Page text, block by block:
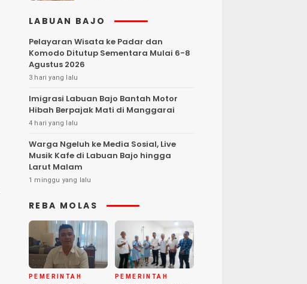
LABUAN BAJO
Pelayaran Wisata ke Padar dan
Komodo Ditutup Sementara Mulai 6-8
Agustus 2026
3 hari yang lalu
Imigrasi Labuan Bajo Bantah Motor
Hibah Berpajak Mati di Manggarai
4 hari yang lalu
Warga Ngeluh ke Media Sosial, Live
Musik Kafe di Labuan Bajo hingga
Larut Malam
1 minggu yang lalu
REBA MOLAS
PEMERINTAH PEMERINTAH